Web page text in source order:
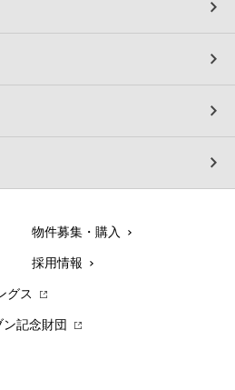
物件募集・購入
採用情報
グス
記念財団